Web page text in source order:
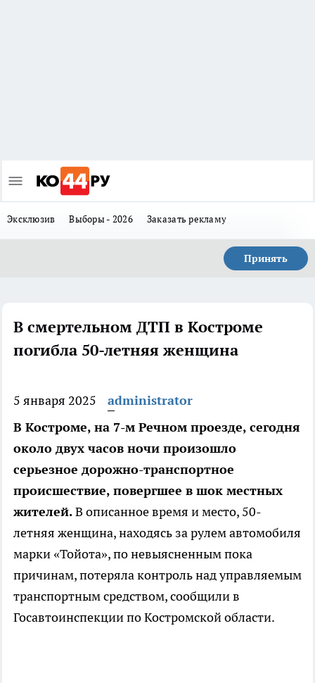
Эксклюзив Выборы - 2026 Заказать рекламу
Принять
В смертельном ДТП в Костроме
погибла 50-летняя женщина
5 января 2025
administrator
В Костроме, на 7-м Речном проезде, сегодня
около двух часов ночи произошло
серьезное дорожно-транспортное
происшествие, повергшее в шок местных
жителей.В описанное время и место, 50-
летняя женщина, находясь за рулем автомобиля
марки «Тойота», по невыясненным пока
причинам, потеряла контроль над управляемым
транспортным средством, сообщили в
Госавтоинспекции по Костромской области.